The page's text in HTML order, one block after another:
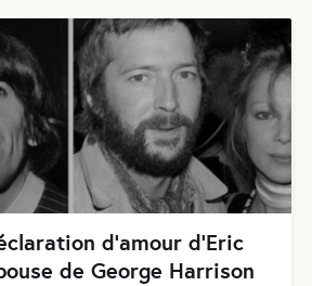
d’amour d’Eric
de George Harrison